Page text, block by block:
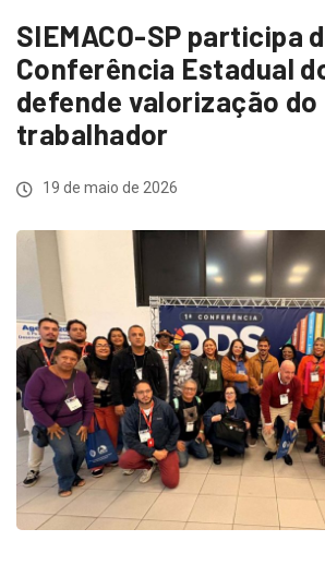
SIEMACO-SP participa
Conferência Estadual
defende valorização do
trabalhador
19 de maio de 2026